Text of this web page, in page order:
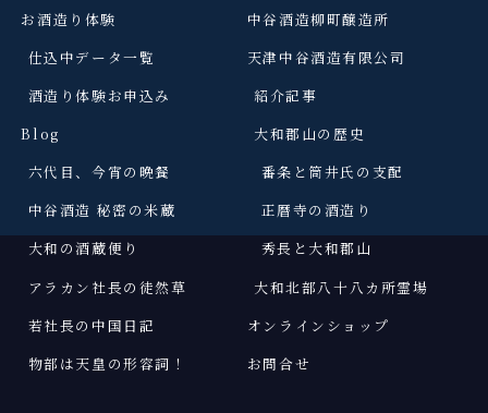
お酒造り体験
仕込中データ一覧
酒造り体験お申込み
Blog
六代目、今宵の晩餐
中谷酒造 秘密の米蔵
大和の酒蔵便り
アラカン社長の徒然草
若社長の中国日記
物部は天皇の形容詞 ！
中谷酒造柳町醸造所
天津中谷酒造有限公司
紹介記事
大和郡山の歴史
番条と筒井氏の支配
正暦寺の酒造り
秀長と大和郡山
大和北部八十八カ所霊場
オンラインショップ
お問合せ